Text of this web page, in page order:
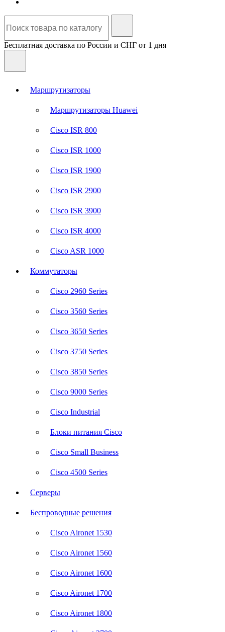
Бесплатная доставка по России и СНГ от 1 дня
Маршрутизаторы
Маршрутизаторы Huawei
Cisco ISR 800
Cisco ISR 1000
Cisco ISR 1900
Cisco ISR 2900
Cisco ISR 3900
Cisco ISR 4000
Cisco ASR 1000
Коммутаторы
Cisco 2960 Series
Cisco 3560 Series
Cisco 3650 Series
Cisco 3750 Series
Cisco 3850 Series
Cisco 9000 Series
Cisco Industrial
Блоки питания Cisco
Cisco Small Business
Cisco 4500 Series
Серверы
Беспроводные решения
Cisco Aironet 1530
Cisco Aironet 1560
Cisco Aironet 1600
Cisco Aironet 1700
Cisco Aironet 1800